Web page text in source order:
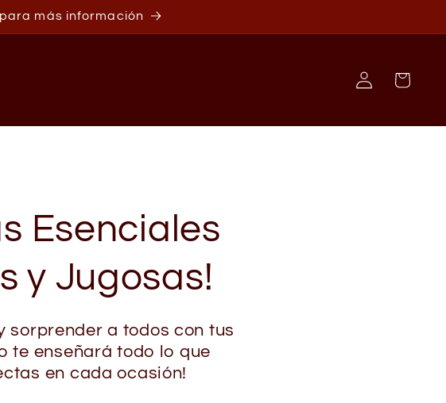
más información
Iniciar
sesión
Carrito
Esenciales
y Jugosas!
sorprender a todos con tus
te enseñará todo lo que
en cada ocasión!